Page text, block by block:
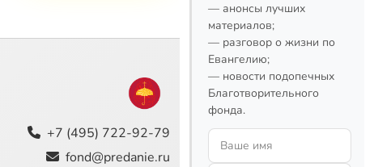
+7 (495) 722-92-79
fond@predanie.ru
— анонсы лучших
материалов;
— разговор о жизни по
Евангелию;
— новости подопечных
Благотворительного
фонда.